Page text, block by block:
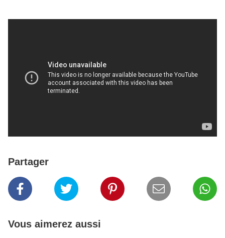
Partager
Vous aimerez aussi